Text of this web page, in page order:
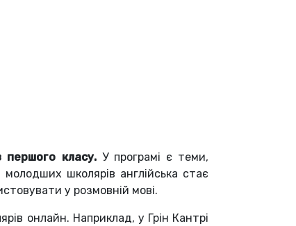
першого класу.У програмі є теми,
школярів англійська стає
у розмовній мові.
онлайн. Наприклад, у Грін Кантрі